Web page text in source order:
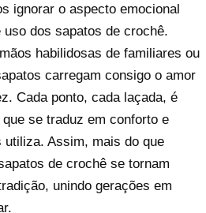
ignorar o aspecto emocional
dos sapatos de crochê.
habilidosas de familiares ou
carregam consigo o amor
Cada ponto, cada laçada, é
se traduz em conforto e
utiliza. Assim, mais do que
de crochê se tornam
unindo gerações em